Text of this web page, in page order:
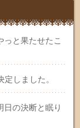
と果たせたこ
しました。
の決断と眠り